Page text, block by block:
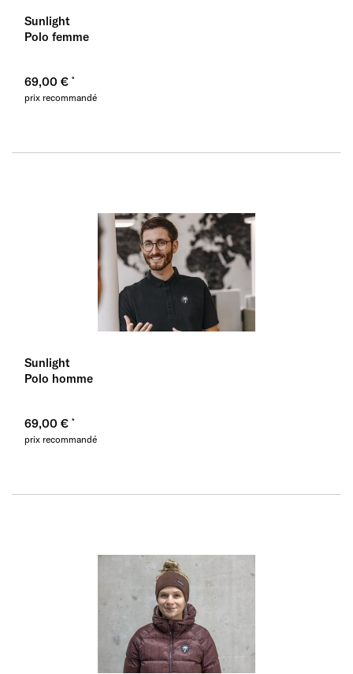
Sunlight
Polo femme
69,00 €
prix recommandé
Sunlight
Polo homme
69,00 €
prix recommandé